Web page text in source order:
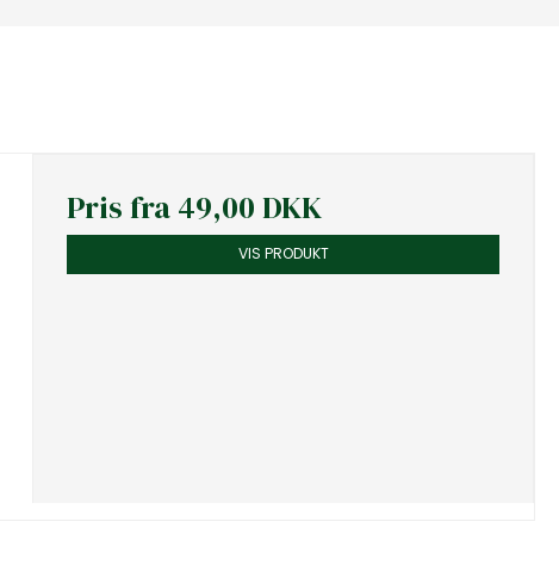
Pris fra49,00 DKK
VIS PRODUKT